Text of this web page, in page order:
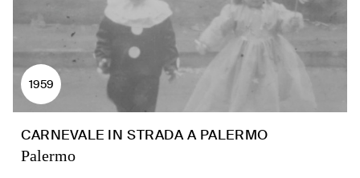
1959
CARNEVALE IN STRADA A PALERMO
Palermo